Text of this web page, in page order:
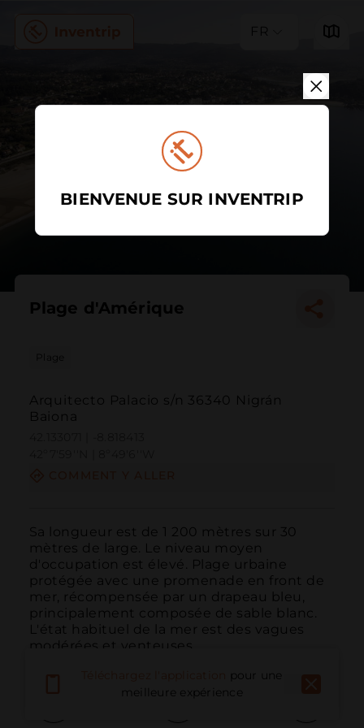
FR
Plage d'Amérique
Plage
Arquitecto Palacio s/n 36340 Nigrán
Baiona
Sa longueur est de 1 200 mètres sur 30
mètres de large. Le niveau moyen
d'occupation est élevé. Plage urbaine
protégée avec une promenade en front de
mer, récompensée par un drapeau bleu,
principalement composée de sable blanc.
L'état habituel de la mer est des vagues
modérées et venteuses.
pour une
meilleure expérience
BIENVENUE SUR INVENTRIP